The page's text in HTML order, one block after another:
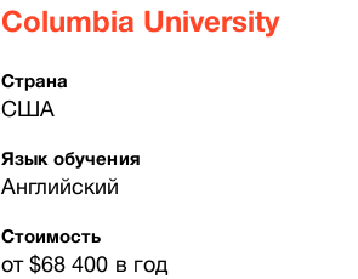
Columbia University
Страна
США
Язык обучения
Английский
Стоимость
от $68 400 в год